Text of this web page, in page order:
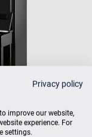
Privacy policy
improve our website,
experience. For
settings.